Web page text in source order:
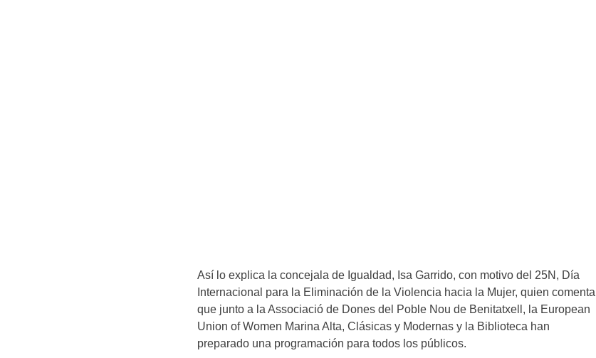
Así lo explica la concejala de Igualdad, Isa Garrido, con motivo del 25N, Día
Internacional para la Eliminación de la Violencia hacia la Mujer, quien comenta
que junto a la Associació de Dones del Poble Nou de Benitatxell, la European
Union of Women Marina Alta, Clásicas y Modernas y la Biblioteca han
preparado una programación para todos los públicos.